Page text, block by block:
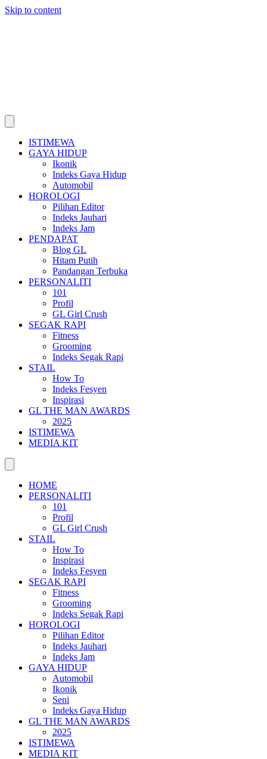
Skip to content
ISTIMEWA
GAYA HIDUP
Ikonik
Indeks Gaya Hidup
Automobil
HOROLOGI
Pilihan Editor
Indeks Jauhari
Indeks Jam
PENDAPAT
Blog GL
Hitam Putih
Pandangan Terbuka
PERSONALITI
101
Profil
GL Girl Crush
SEGAK RAPI
Fitness
Grooming
Indeks Segak Rapi
STAIL
How To
Indeks Fesyen
Inspirasi
GL THE MAN AWARDS
2025
ISTIMEWA
MEDIA KIT
HOME
PERSONALITI
101
Profil
GL Girl Crush
STAIL
How To
Inspirasi
Indeks Fesyen
SEGAK RAPI
Fitness
Grooming
Indeks Segak Rapi
HOROLOGI
Pilihan Editor
Indeks Jauhari
Indeks Jam
GAYA HIDUP
Automobil
Ikonik
Seni
Indeks Gaya Hidup
GL THE MAN AWARDS
2025
ISTIMEWA
MEDIA KIT